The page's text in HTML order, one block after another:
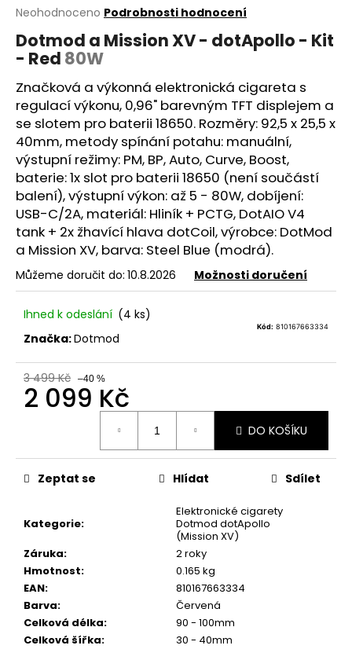
Průměrné
produktu
je
z
5
hvězdiček.
Neohodnoceno Podrobnosti hodnocení
Dotmod a Mission XV - dotApollo - Kit
- Red 80W
Značková a výkonná elektronická cigareta s
regulací výkonu, 0,96" barevným TFT displejem a
se slotem pro baterii 18650. Rozměry: 92,5 x 25,5 x
40mm, metody spínání potahu: manuální,
výstupní režimy: PM, BP, Auto, Curve, Boost,
baterie: 1x slot pro baterii 18650 (není součástí
balení), výstupní výkon: až 5 - 80W, dobíjení:
USB-C/2A, materiál: Hliník + PCTG, DotAIO V4
tank + 2x žhavící hlava dotCoil, výrobce: DotMod
a Mission XV, barva: Steel Blue (modrá).
Můžeme doručit do: 10.8.2026 Možnosti doručení
Ihned k odeslání (4 ks)
Kód: 810167663334
Značka:Dotmod
3 499 Kč –40 %
2 099 Kč
DO KOŠÍKU
Kategorie:
Elektronické cigarety
Dotmod dotApollo
(Mission XV)
Záruka:
2 roky
Hmotnost:
0.165 kg
EAN:
810167663334
Barva:
Červená
Celková délka:
90 - 100mm
Celková šířka:
30 - 40mm
Zeptat se Hlídat Sdílet
a
j
í
t
?
HLEDAT
D
o
p
u
u
BÁZE
IMPERIA
20MG
602
Kč
Původně:
649
Kč